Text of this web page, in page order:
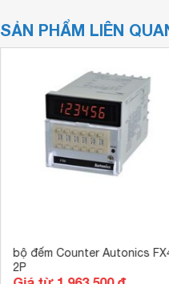
SẢN PHẨM LIÊN
bộ đếm Counter Autonics
2P